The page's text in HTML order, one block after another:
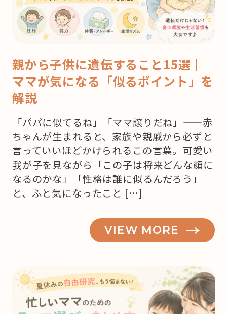
親から子供に遺伝すること15選｜
ママが気になる「似るポイント」を
解説
「パパに似てるね」「ママ譲りだね」——赤
ちゃんが生まれると、家族や親戚から必ずと
言っていいほどかけられるこの言葉。可愛い
我が子を見ながら「この子は将来どんな顔に
なるのかな」「性格は誰に似るんだろう」
と、ふと気になったこと […]
VIEW MORE